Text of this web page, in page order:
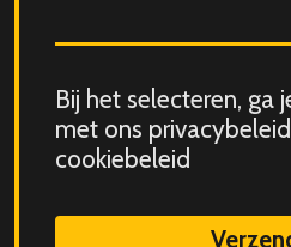
Consent
for
storing
data
Bij het selecteren, ga
met ons
cookiebeleid